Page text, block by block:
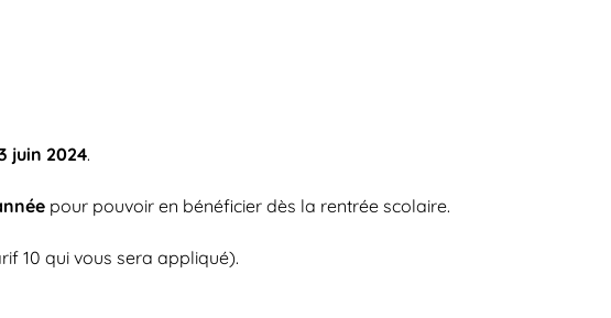
juin 2024.
pour pouvoir en bénéficier dès la rentrée scolaire.
10 qui vous sera appliqué).